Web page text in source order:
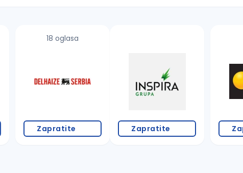
ć, š, đ, ž, dž)
18 oglasa
Zapratite Zapratite